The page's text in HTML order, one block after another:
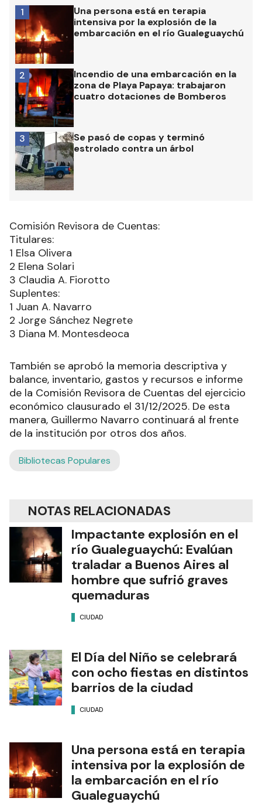
Una persona está en terapia
intensiva por la explosión de la
embarcación en el río Gualeguaychú
1
Incendio de una embarcación en la
zona de Playa Papaya: trabajaron
cuatro dotaciones de Bomberos
2
Se pasó de copas y terminó
estrolado contra un árbol
3
Comisión Revisora de Cuentas:
Titulares:
1 Elsa Olivera
2 Elena Solari
3 Claudia A. Fiorotto
Suplentes:
1 Juan A. Navarro
2 Jorge Sánchez Negrete
3 Diana M. Montesdeoca
También se aprobó la memoria descriptiva y
balance, inventario, gastos y recursos e informe
de la Comisión Revisora de Cuentas del ejercicio
económico clausurado el 31/12/2025. De esta
manera, Guillermo Navarro continuará al frente
de la institución por otros dos años.
Bibliotecas Populares
NOTAS RELACIONADAS
Impactante explosión en el
río Gualeguaychú: Evalúan
traladar a Buenos Aires al
hombre que sufrió graves
quemaduras
CIUDAD
El Día del Niño se celebrará
con ocho fiestas en distintos
barrios de la ciudad
CIUDAD
Una persona está en terapia
intensiva por la explosión de
la embarcación en el río
Gualeguaychú